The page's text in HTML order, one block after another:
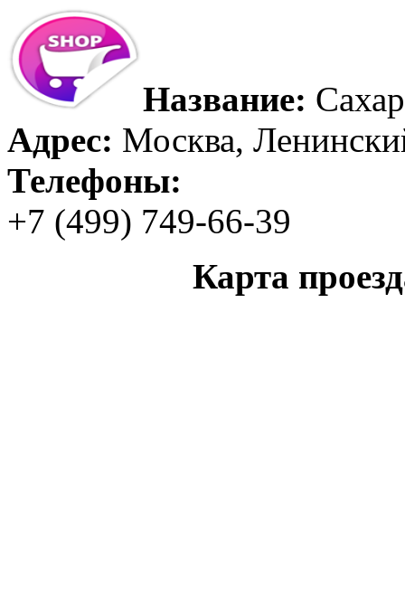
Название:
Адрес: Москва,
Телефоны:
+7 (499) 749-66-39
Карта